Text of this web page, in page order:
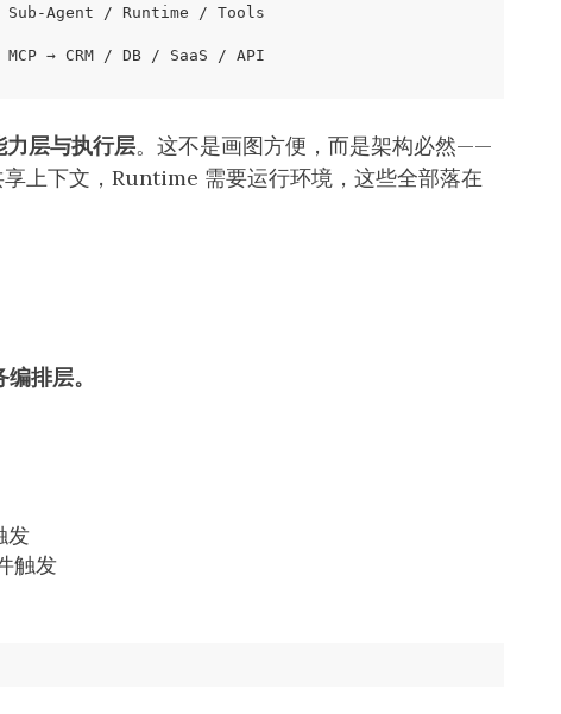
层与执行层。这不是画图方便，而是架构必然——
上下文，Runtime 需要运行环境，这些全部落在
排层。
发
触发